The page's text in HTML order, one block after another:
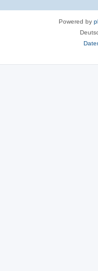
Powered by